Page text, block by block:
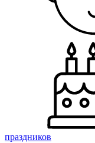
праздников